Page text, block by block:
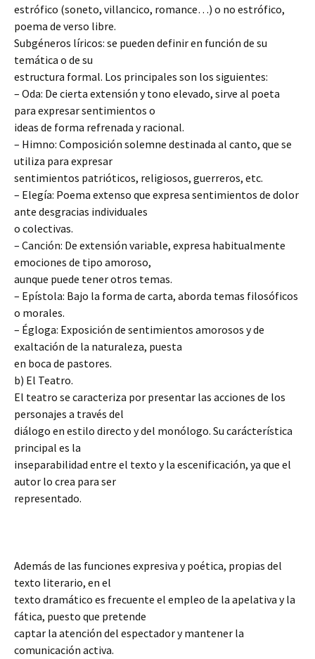
estrófico (soneto, villancico, romance…) o no estrófico,
poema de verso libre.
Subgéneros líricos: se pueden definir en función de su
temática o de su
estructura formal. Los principales son los siguientes:
– Oda: De cierta extensión y tono elevado, sirve al poeta
para expresar sentimientos o
ideas de forma refrenada y racional.
– Himno: Composición solemne destinada al canto, que se
utiliza para expresar
sentimientos patrióticos, religiosos, guerreros, etc.
– Elegía: Poema extenso que expresa sentimientos de dolor
ante desgracias individuales
o colectivas.
– Canción: De extensión variable, expresa habitualmente
emociones de tipo amoroso,
aunque puede tener otros temas.
– Epístola: Bajo la forma de carta, aborda temas filosóficos
o morales.
– Égloga: Exposición de sentimientos amorosos y de
exaltación de la naturaleza, puesta
en boca de pastores.
b) El Teatro.
El teatro se caracteriza por presentar las acciones de los
personajes a través del
diálogo en estilo directo y del monólogo. Su carácterística
principal es la
inseparabilidad entre el texto y la escenificación, ya que el
autor lo crea para ser
representado.
Además de las funciones expresiva y poética, propias del
texto literario, en el
texto dramático es frecuente el empleo de la apelativa y la
fática, puesto que pretende
captar la atención del espectador y mantener la
comunicación activa.